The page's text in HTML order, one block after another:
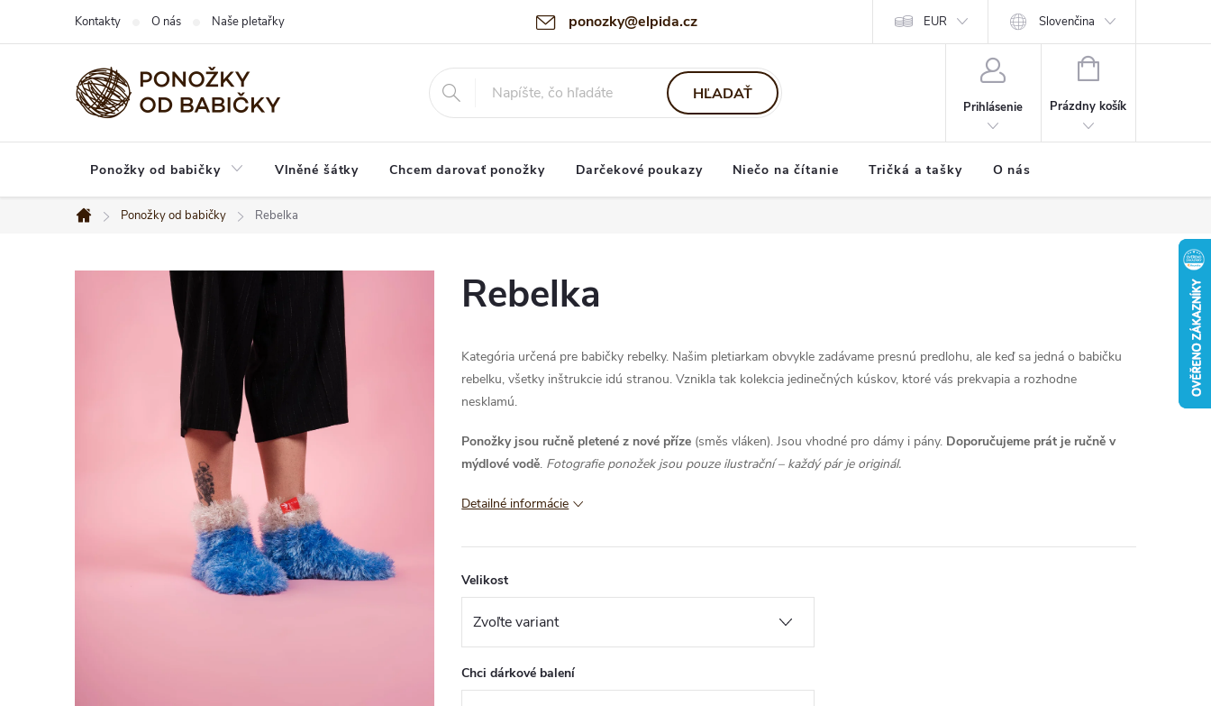
ponozky@elpida.cz
Kontakty O nás Naše pletařky EUR Slovenčina
HĽADAŤ
Prihlásenie
NÁKUPNÝ
Prázdny košík
Ponožky od babičky Vlněné šátky Chcem darovať ponožky Darčekové poukazy Niečo na čítanie Tričká a tašky O nás
Domov
Ponožky od babičky Rebelka
Rebelka
Kategória určená pre babičky rebelky. Našim pletiarkam obvykle zadávame presnú predlohu, ale keď sa jedná o babičku
rebelku, všetky inštrukcie idú stranou. Vznikla tak kolekcia jedinečných kúskov, ktoré vás prekvapia a rozhodne
nesklamú.
Ponožky jsou ručně pletené z nové příze (směs vláken). Jsou vhodné pro dámy i pány. Doporučujeme prát je ručně v
mýdlové vodě. Fotografie ponožek jsou pouze ilustrační – každý pár je originál.
Detailné informácie
Velikost
Chci dárkové balení